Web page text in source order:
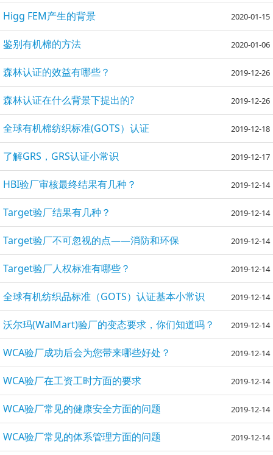
Higg FEM产生的背景 2020-01-15
鉴别有机棉的方法 2020-01-06
森林认证的效益有哪些？ 2019-12-26
​森林认证在什么背景下提出的? 2019-12-26
全球有机棉纺织标准(GOTS）认证 2019-12-18
了解GRS，GRS认证小常识 2019-12-17
HBI验厂审核最终结果有几种？ 2019-12-14
Target验厂结果有几种？ 2019-12-14
Target验厂不可忽视的点——消防和环保 2019-12-14
Target验厂人权标准有哪些？ 2019-12-14
全球有机纺织品标准（GOTS）认证基本小常识 2019-12-14
沃尔玛(WalMart)验厂的变态要求，你们知道吗？ 2019-12-14
WCA验厂成功后会为您带来哪些好处？ 2019-12-14
WCA验厂在工资工时方面的要求 2019-12-14
WCA验厂常见的健康安全方面的问题 2019-12-14
WCA验厂常见的体系管理方面的问题 2019-12-14